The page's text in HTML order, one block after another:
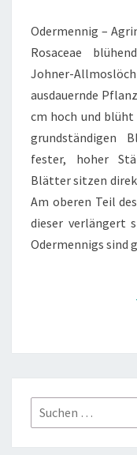
Odermennig –
Rosaceae
Johner-
ausdauernde
cm hoch und blüht
grundständigen
fester, hoher
Blätter sitzen
Am oberen Teil
dieser verlängert
Odermennigs sind
Suchen
nach: